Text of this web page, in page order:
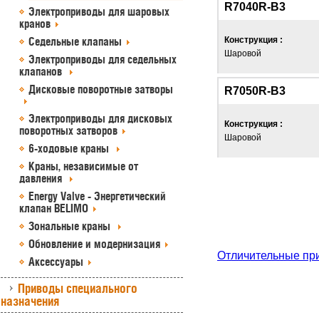
Электроприводы для шаровых
кранов
Седельные клапаны
Электроприводы для седельных
клапанов
Дисковые поворотные затворы
Электроприводы для дисковых
поворотных затворов
6-ходовые краны
Краны, независимые от
давления
Energy Valve - Энергетический
клапан BELIMO
Зональные краны
Обновление и модернизация
Аксессуары
Приводы специального
назначения
R7040R-B3
Конструкция :
Шаровой
R7050R-B3
Конструкция :
Шаровой
Отличительные